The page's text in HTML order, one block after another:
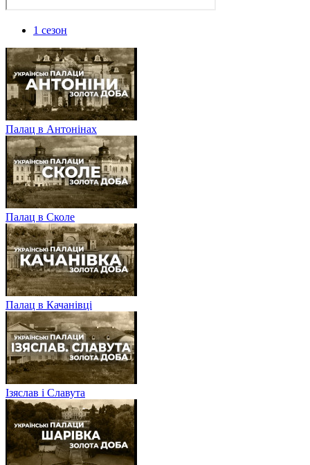
1 сезон
Палац в Антонінах
Палац в Сколе
Палац в Качанівці
Ізяслав і Славута